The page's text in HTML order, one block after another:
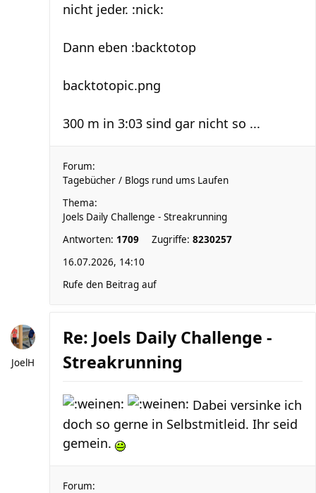
nicht jeder. :nick:
Dann eben :backtotop
backtotopic.png
300 m in 3:03 sind gar nicht so ...
Forum:
Tagebücher / Blogs rund ums Laufen
Thema:
Joels Daily Challenge - Streakrunning
Antworten: 1709 Zugriffe: 8230257
16.07.2026, 14:10
Rufe den Beitrag auf
JoelH
Re: Joels Daily Challenge -
Streakrunning
Dabei versinke ich
doch so gerne in Selbstmitleid. Ihr seid
gemein.
Forum: